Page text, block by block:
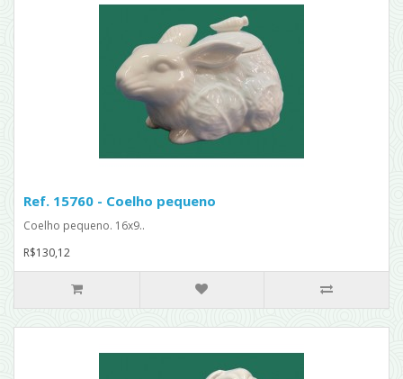
Ref. 15760 - Coelho pequeno
Coelho pequeno. 16x9..
R$130,12